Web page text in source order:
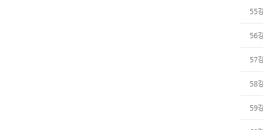
55
56
57
58
59